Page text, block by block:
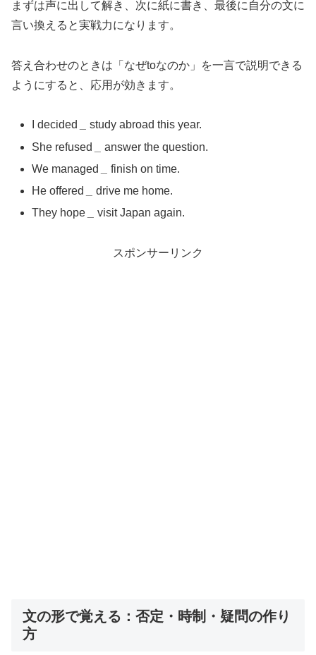
まずは声に出して解き、次に紙に書き、最後に自分の文に
言い換えると実戦力になります。
答え合わせのときは「なぜtoなのか」を一言で説明できる
ようにすると、応用が効きます。
I decided
study abroad this year.
She refused
answer the question.
We managed
finish on time.
He offered
drive me home.
They hope
visit Japan again.
スポンサーリンク
文の形で覚える：否定・時制・疑問の作り
方